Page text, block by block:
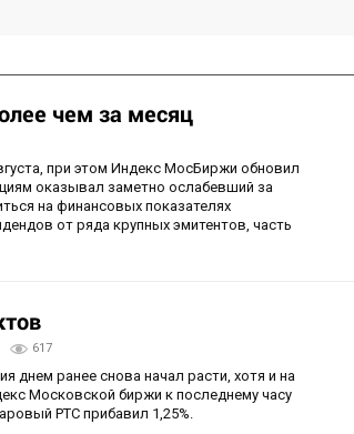
чем за месяц
при этом Индекс МосБиржи обновил
оказывал заметно ослабевший за
на финансовых показателях
от ряда крупных эмитентов, часть
617
днем ранее снова начал расти, хотя и на
Московской биржи к последнему часу
РТС прибавил 1,25%.